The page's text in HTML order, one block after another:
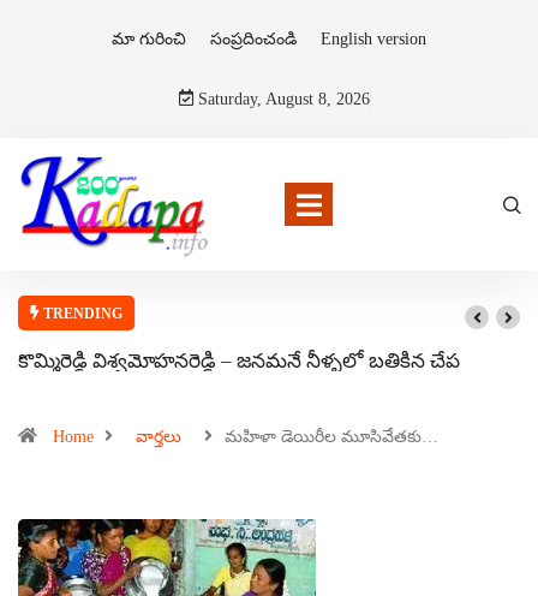
మా గురించి సంప్రదించండి English version
Saturday, August 8, 2026
TRENDING
కొమ్మిరెడ్డి విశ్వమోహనరెడ్డి – జనమనే నీళ్ళలో బతికిన చేప
Home వార్తలు మహిళా డెయిరీల మూసివేతకు…